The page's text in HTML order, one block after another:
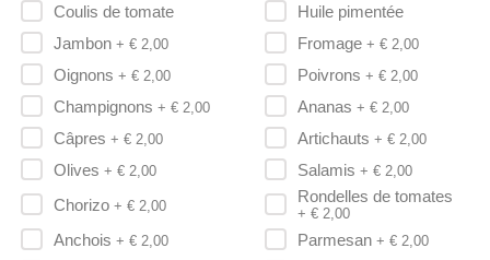
Coulis de tomate
Huile pimentée
Jambon + € 2,00 Fromage + € 2,00
Oignons + € 2,00 Poivrons + € 2,00
Champignons + € 2,00 Ananas + € 2,00
Câpres + € 2,00 Artichauts + € 2,00
Olives + € 2,00 Salamis + € 2,00
Chorizo + € 2,00 Rondelles de tomates
+ € 2,00
Anchois + € 2,00 Parmesan + € 2,00